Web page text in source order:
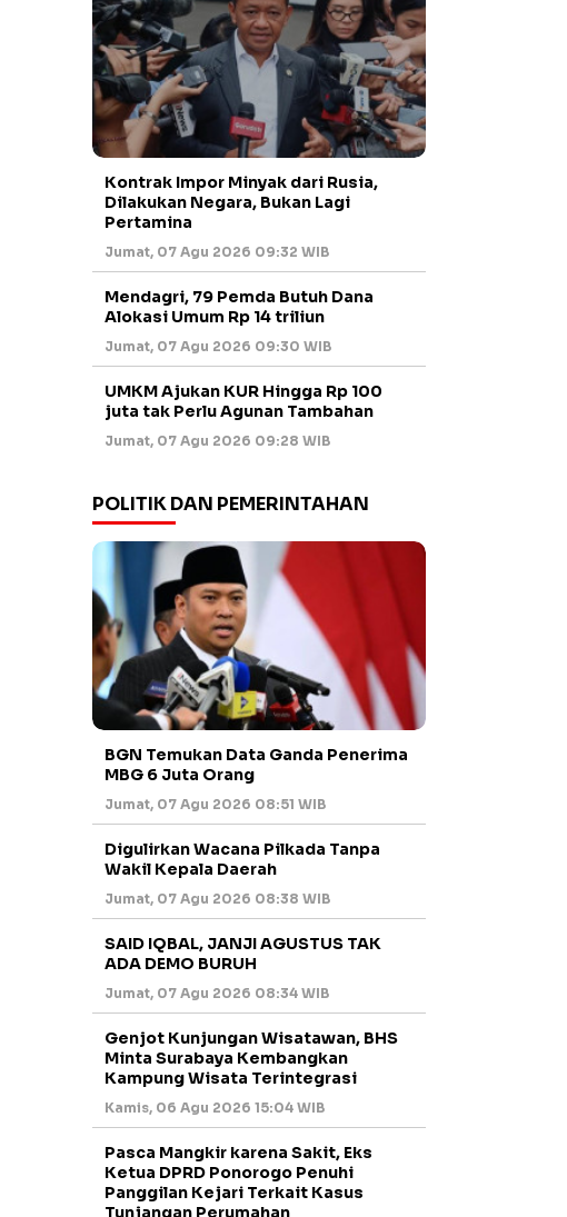
Kontrak Impor Minyak dari Rusia,
Dilakukan Negara, Bukan Lagi
Pertamina
Jumat, 07 Agu 2026 09:32 WIB
Mendagri, 79 Pemda Butuh Dana
Alokasi Umum Rp 14 triliun
Jumat, 07 Agu 2026 09:30 WIB
UMKM Ajukan KUR Hingga Rp 100
juta tak Perlu Agunan Tambahan
Jumat, 07 Agu 2026 09:28 WIB
POLITIK DAN PEMERINTAHAN
BGN Temukan Data Ganda Penerima
MBG 6 Juta Orang
Jumat, 07 Agu 2026 08:51 WIB
Digulirkan Wacana Pilkada Tanpa
Wakil Kepala Daerah
Jumat, 07 Agu 2026 08:38 WIB
SAID IQBAL, JANJI AGUSTUS TAK
ADA DEMO BURUH
Jumat, 07 Agu 2026 08:34 WIB
Genjot Kunjungan Wisatawan, BHS
Minta Surabaya Kembangkan
Kampung Wisata Terintegrasi
Kamis, 06 Agu 2026 15:04 WIB
Pasca Mangkir karena Sakit, Eks
Ketua DPRD Ponorogo Penuhi
Panggilan Kejari Terkait Kasus
Tunjangan Perumahan